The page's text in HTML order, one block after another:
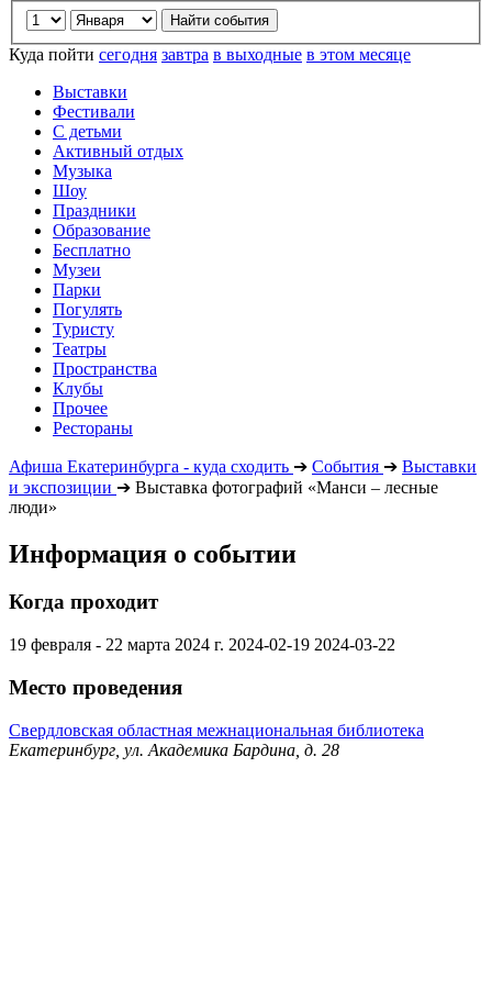
Куда пойти сегодня завтра в выходные в этом месяце
Выставки
Фестивали
С детьми
Активный отдых
Музыка
Шоу
Праздники
Образование
Бесплатно
Музеи
Парки
Погулять
Туристу
Театры
Пространства
Клубы
Прочее
Рестораны
Афиша Екатеринбурга - куда сходить ➔ События ➔ Выставки
и экспозиции ➔ Выставка фотографий «Манси – лесные
люди»
Информация о событии
Когда проходит
19 февраля - 22 марта 2024 г. 2024-02-19 2024-03-22
Место проведения
Свердловская областная межнациональная библиотека
Екатеринбург, ул. Академика Бардина, д. 28